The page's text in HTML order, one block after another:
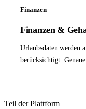
Finanzen
Finanzen &
Urlaubsdaten werden
berücksichtigt.
Teil der Plattform